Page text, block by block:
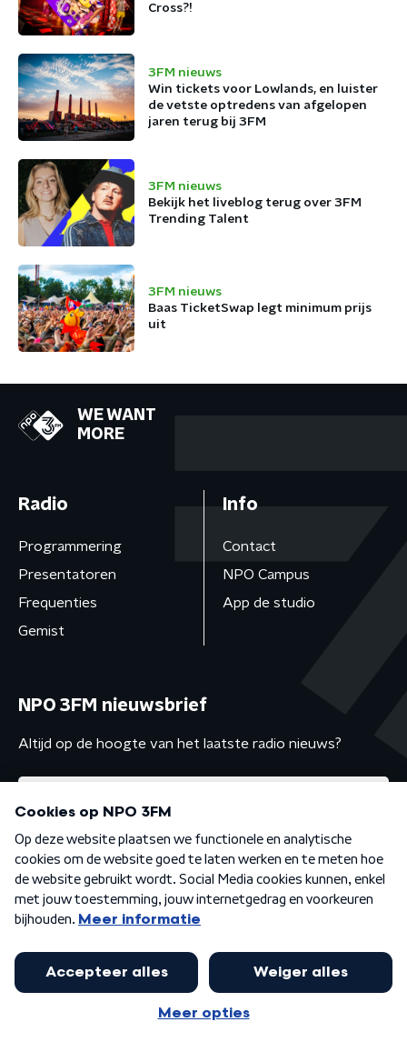
Cross?!
3FM nieuws
Win tickets voor Lowlands, en luister
de vetste optredens van afgelopen
jaren terug bij 3FM
3FM nieuws
Bekijk het liveblog terug over 3FM
Trending Talent
3FM nieuws
Baas TicketSwap legt minimum prijs
uit
WE WANT
MORE
Radio
Programmering
Presentatoren
Frequenties
Gemist
Info
Contact
NPO Campus
App de studio
NPO 3FM nieuwsbrief
Altijd op de hoogte van het laatste radio nieuws?
Algemene voorwaarden Privacybeleid